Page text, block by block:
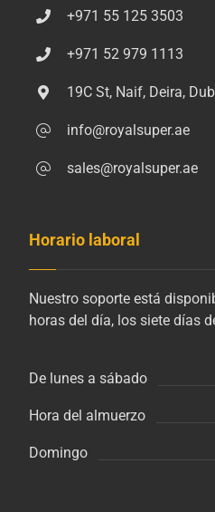
+971 55 125 3503
+971 52 979 1113
19C St, Naif, Deira,
info@royalsuper.ae
sales@royalsuper.ae
Horario laboral
Nuestro soporte está
horas del día, los siete días
De lunes a sábado
Hora del almuerzo
Domingo